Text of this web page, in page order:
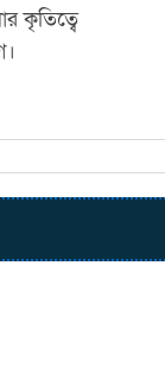
কৃতিত্বে